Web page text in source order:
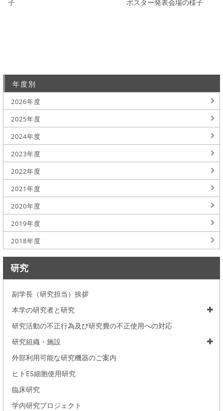
子 ポスター発表会場の様子
年度別
2026年度
2025年度
2024年度
2023年度
2022年度
2021年度
2020年度
2019年度
2018年度
研究
副学長（研究担当）挨拶
本学の研究者と研究
研究活動の不正行為及び研究費の不正使用への対応
研究組織・施設
外部利用可能な研究機器のご案内
ヒトES細胞使用研究
臨床研究
学内研究プロジェクト